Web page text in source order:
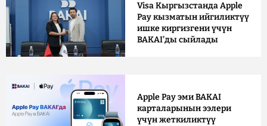
Visa Кыргызстанда Apple
Pay кызматын ийгиликтүү
ишке киргизгени үчүн
BAKAI'ды сыйлады
Apple Pay эми BAKAI
карталарынын ээлери
үчүн жеткиликтүү